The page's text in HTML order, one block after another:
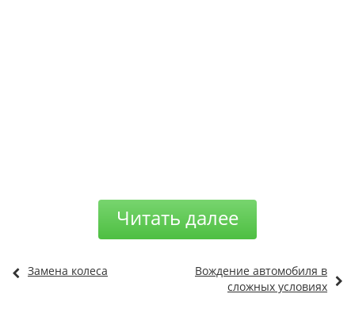
Читать далее
Замена колеса
Вождение автомобиля в
сложных условиях